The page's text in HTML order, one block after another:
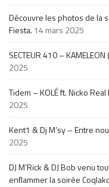
Découvre les photos de la
Fiesta. 14 mars 2025
SECTEUR 410 –
2025
Tidem – KOLÉ ft. Nicko
2025
Kent1 & Dj M’sy – Entre
2025
DJ M’Rick & DJ Bob venu
enflammer la soirée